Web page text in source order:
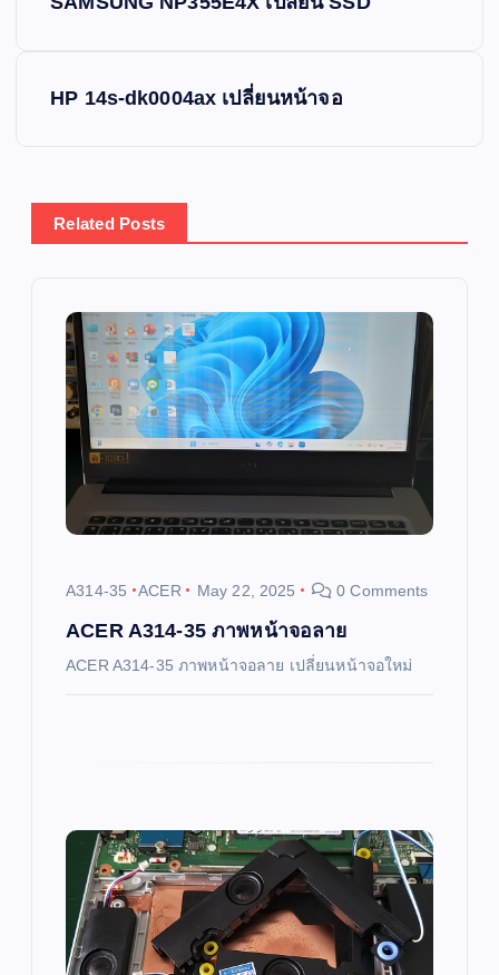
n
a
HP 14s-dk0004ax เปลี่ยนหน้าจอ
Related Posts
A314-35 ACER May 22, 2025 0 Comments
ACER A314-35 ภาพหน้าจอลาย
ACER A314-35 ภาพหน้าจอลาย เปลี่ยนหน้าจอใหม่